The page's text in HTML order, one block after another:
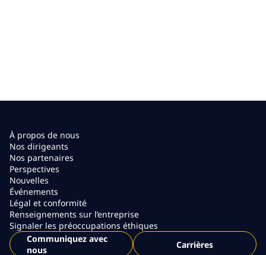
À propos de nous
Nos dirigeants
Nos partenaires
Perspectives
Nouvelles
Événements
Légal et conformité
Renseignements sur l’entreprise
Signaler les préoccupations éthiques
Communiquez avec
nous
Carrières